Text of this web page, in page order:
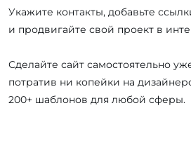
Укажите контакты, добавьте
и продвигайте свой проект в
Сделайте сайт самостоятельно
потратив ни копейки на
200+ шаблонов для любой сферы.